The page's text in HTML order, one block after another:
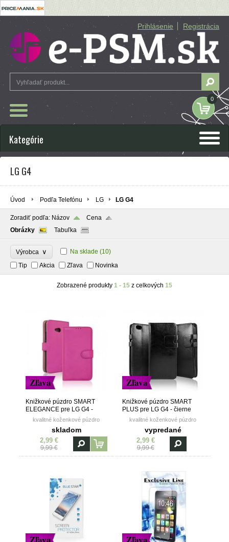
Prihlásenie Registrácia
0
Kategórie
LG G4
Úvod Podľa Telefónu LG LG G4
Zoradiť podľa: Názov
Cena
Obrázky
Tabuľka
Výrobca ∨ Na sklade (10)
Tip
Akcia Zľava Novinka
Zobrazené produkty 1 - 15 z celkových 15
Zľava
Knižkové púzdro SMART
ELEGANCE pre LG G4 -
ružové(amarant)
kvalitné koženkové púzdro
skladom
2,99 €
9,99 €
Zľava
Knižkové púzdro SMART
PLUS pre LG G4 - čierne
kvalitné koženkové púzdro
vypredané
2,99 €
9,99 €